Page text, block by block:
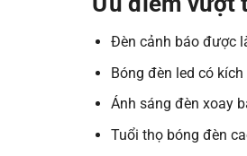
Đèn cảnh báo được
Bóng đèn led có
Ánh sáng đèn xoay
Tuổi thọ bóng đèn